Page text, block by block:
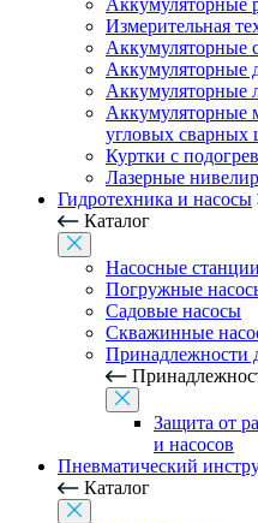
Аккумуляторные
Измерительная
Аккумуляторные
Аккумуляторные
Аккумуляторные
Аккумуляторные
угловых сварных
Куртки с
Лазерные
Гидротехника и насосы
Каталог
Насосные станции
Погружные
Садовые насосы
Скважинные
Принадлежности
Защита от
и насосов
Пневматический
Каталог